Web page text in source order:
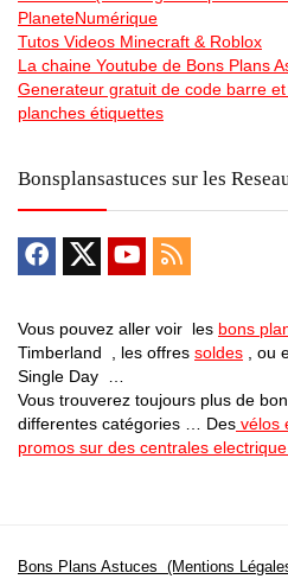
PlaneteNumérique
Tutos Videos Minecraft & Roblox
La chaine Youtube de Bons Plans
Generateur gratuit de code barre
planches étiquettes
Bonsplansastuces sur les
Vous pouvez aller voir les bons
Timberland , les offres soldes , ou
Single Day …
Vous trouverez toujours plus de
differentes catégories … Des vélos
promos sur des centrales
Bons Plans Astuces (Mentions